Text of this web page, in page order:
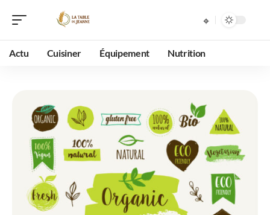
Actu Cuisiner Équipement Nutrition